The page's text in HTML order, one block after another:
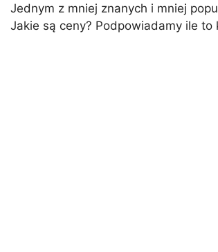
Jednym z mniej znanych i mniej
Jakie są ceny? Podpowiadamy ile to